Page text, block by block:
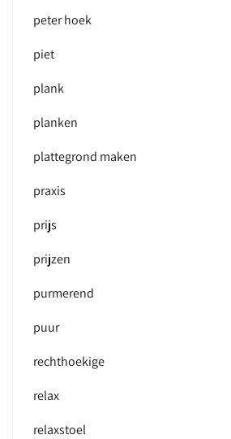
peter hoek
piet
plank
planken
plattegrond maken
praxis
prijs
prijzen
purmerend
puur
rechthoekige
relax
relaxstoel